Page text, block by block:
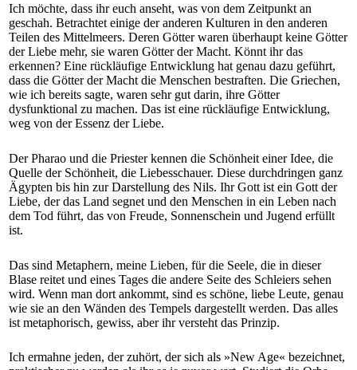
Ich möchte, dass ihr euch anseht, was von dem Zeitpunkt an
geschah. Betrachtet einige der anderen Kulturen in den anderen
Teilen des Mittelmeers. Deren Götter waren überhaupt keine Götter
der Liebe mehr, sie waren Götter der Macht. Könnt ihr das
erkennen? Eine rückläufige Entwicklung hat genau dazu geführt,
dass die Götter der Macht die Menschen bestraften. Die Griechen,
wie ich bereits sagte, waren sehr gut darin, ihre Götter
dysfunktional zu machen. Das ist eine rückläufige Entwicklung,
weg von der Essenz der Liebe.
Der Pharao und die Priester kennen die Schönheit einer Idee, die
Quelle der Schönheit, die Liebesschauer. Diese durchdringen ganz
Ägypten bis hin zur Darstellung des Nils. Ihr Gott ist ein Gott der
Liebe, der das Land segnet und den Menschen in ein Leben nach
dem Tod führt, das von Freude, Sonnenschein und Jugend erfüllt
ist.
Das sind Metaphern, meine Lieben, für die Seele, die in dieser
Blase reitet und eines Tages die andere Seite des Schleiers sehen
wird. Wenn man dort ankommt, sind es schöne, liebe Leute, genau
wie sie an den Wänden des Tempels dargestellt werden. Das alles
ist metaphorisch, gewiss, aber ihr versteht das Prinzip.
Ich ermahne jeden, der zuhört, der sich als »New Age« bezeichnet,